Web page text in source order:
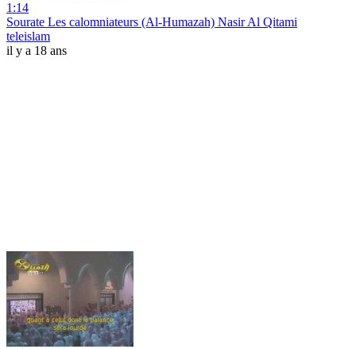
1:14
Sourate Les calomniateurs (Al-Humazah) Nasir Al Qitami
teleislam
il y a 18 ans